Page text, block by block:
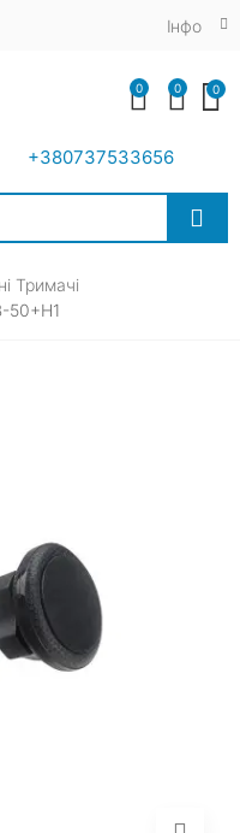
Iнфо
+380737533656
0 0 0
Тримачі
50+H1